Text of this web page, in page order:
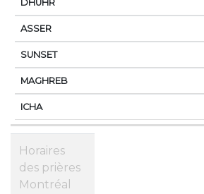
Horaires
des prières
Montréal